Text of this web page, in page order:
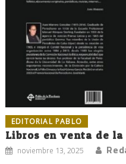
EDITORIAL PABLO
Libros en venta de
noviembre 13, 2025